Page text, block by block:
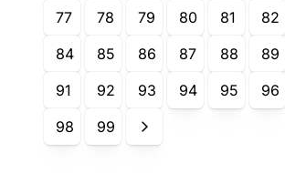
77
78 79 80 81 82
84
85 86 87 88 89
91
92 93 94 95 96
98
99